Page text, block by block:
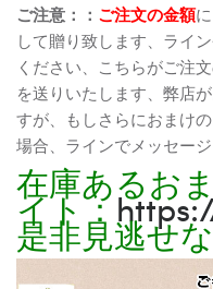
ご注意：： ご注文の金額
して贈り致します、ライ
ください、こちらがご注
を送りいたします、弊店
すが、もしさらにおまけ
場合、ラインでメッセー
在庫あるお
イト：
是非見逃せ